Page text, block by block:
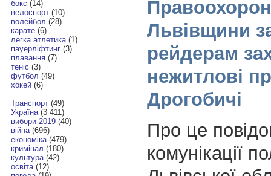
бокс (14)
велоспорт(10)
волейбол (28)
карате(6)
легка атлетика(1)
пауерліфтинг(3)
плавання(7)
теніс (3)
футбол (49)
хокей(6)
Транспорт(49)
Україна(3 411)
вибори 2019(40)
війна(696)
економіка(479)
кримінал (180)
культура(42)
освіта(12)
Львівщини
рейдерам
нежитлові
Дрогобичі
Про це
комунікації